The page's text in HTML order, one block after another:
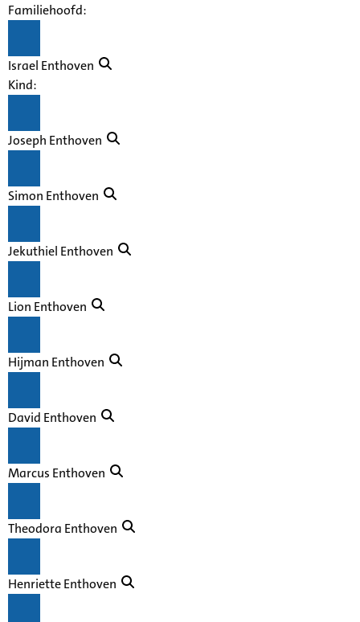
Familiehoofd:
Israel Enthoven
Kind:
Joseph Enthoven
Simon Enthoven
Jekuthiel Enthoven
Lion Enthoven
Hijman Enthoven
David Enthoven
Marcus Enthoven
Theodora Enthoven
Henriette Enthoven